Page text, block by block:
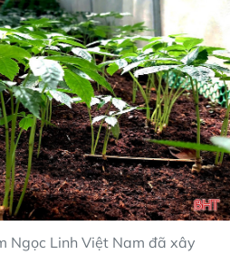
Ngọc Linh Việt Nam đã xây